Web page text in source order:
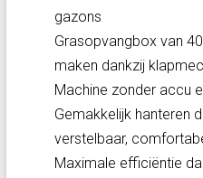
gazons
Grasopvangbox van
maken dankzij
Machine zonder accu
Gemakkelijk hanteren
verstelbaar,
Maximale efficiëntie